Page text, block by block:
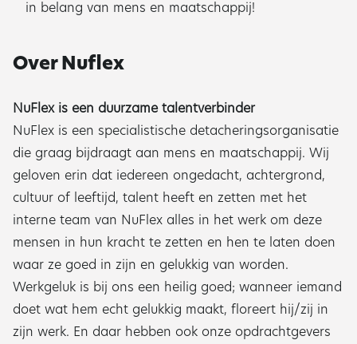
in belang van mens en maatschappij!
Over Nuflex
NuFlex is een duurzame talentverbinder
NuFlex is een specialistische detacheringsorganisatie
die graag bijdraagt aan mens en maatschappij. Wij
geloven erin dat iedereen ongedacht, achtergrond,
cultuur of leeftijd, talent heeft en zetten met het
interne team van NuFlex alles in het werk om deze
mensen in hun kracht te zetten en hen te laten doen
waar ze goed in zijn en gelukkig van worden.
Werkgeluk is bij ons een heilig goed; wanneer iemand
doet wat hem echt gelukkig maakt, floreert hij/zij in
zijn werk. En daar hebben ook onze opdrachtgevers